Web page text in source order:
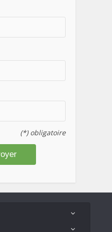
(*) obligatoire